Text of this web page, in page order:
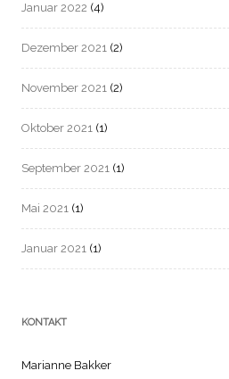
Januar 2022 (4)
Dezember 2021 (2)
November 2021 (2)
Oktober 2021 (1)
September 2021 (1)
Mai 2021 (1)
Januar 2021 (1)
KONTAKT
Marianne Bakker